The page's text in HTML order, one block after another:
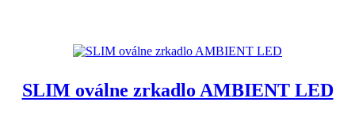
SLIM oválne zrkadlo AMBIENT LED